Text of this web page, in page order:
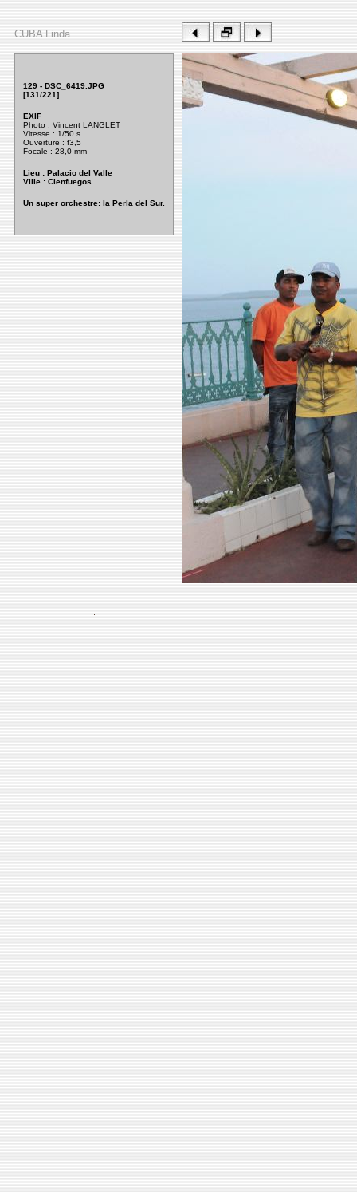
CUBA Linda
129 - DSC_6419.JPG
[131/221]
EXIF
Photo : Vincent LANGLET
Vitesse : 1/50 s
Ouverture : f3,5
Focale : 28,0 mm
Lieu : Palacio del Valle
Ville : Cienfuegos
Un super orchestre: la Perla del Sur.